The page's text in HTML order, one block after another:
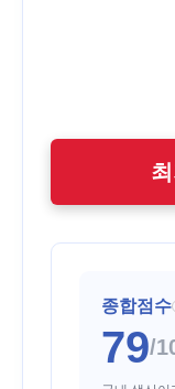
종합점수
79/